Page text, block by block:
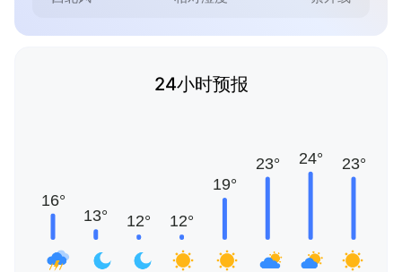
24小时预报